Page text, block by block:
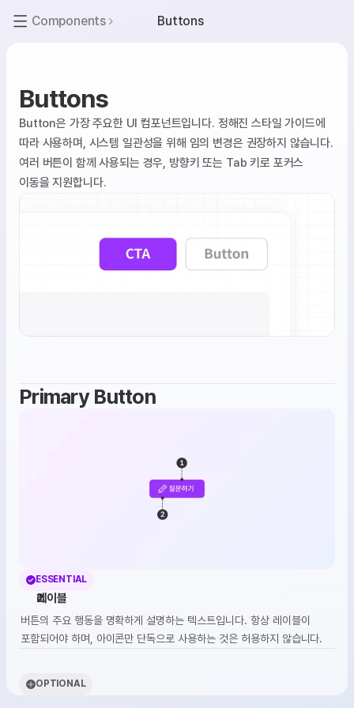
Components
Buttons
Button은 가장 주요한 UI 컴포넌트입니다. 정해진 스타일 가이드에
따라 사용하며, 시스템 일관성을 위해 임의 변경은 권장하지 않습니다.
여러 버튼이 함께 사용되는 경우, 방향키 또는 Tab 키로 포커스
이동을 지원합니다.
Primary Button
ESSENTIAL
레이블
버튼의 주요 행동을 명확하게 설명하는 텍스트입니다. 항상 레이블이
포함되어야 하며, 아이콘만 단독으로 사용하는 것은 허용하지 않습니다.
OPTIONAL
Buttons